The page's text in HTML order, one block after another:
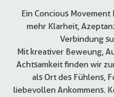
Ein Concious Movement
mehr Klarheit,
Verbindung
Mit kreativer Beweung,
Achtsamkeit finden wir
als Ort des Fühlens,
liebevollen Ankommens.